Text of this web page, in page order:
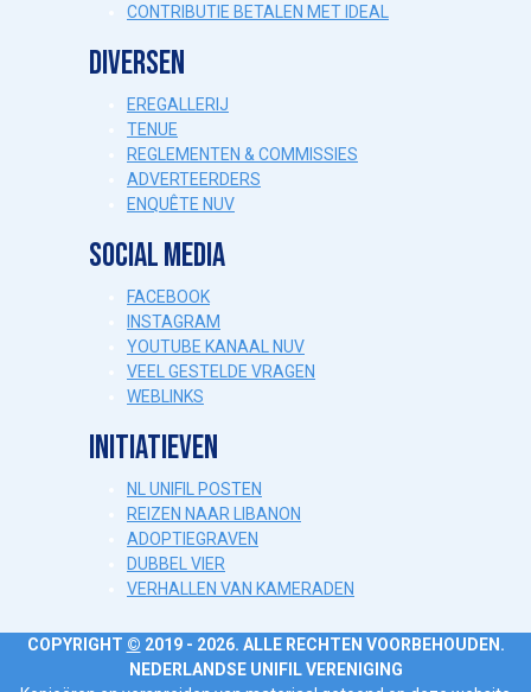
CONTRIBUTIE BETALEN MET IDEAL
DIVERSEN
EREGALLERIJ
TENUE
REGLEMENTEN & COMMISSIES
ADVERTEERDERS
ENQUÊTE NUV
SOCIAL MEDIA
FACEBOOK
INSTAGRAM
YOUTUBE KANAAL NUV
VEEL GESTELDE VRAGEN
WEBLINKS
INITIATIEVEN
NL UNIFIL POSTEN
REIZEN NAAR LIBANON
ADOPTIEGRAVEN
DUBBEL VIER
VERHALLEN VAN KAMERADEN
COPYRIGHT © 2019 - 2026. ALLE RECHTEN VOORBEHOUDEN.
NEDERLANDSE UNIFIL VERENIGING